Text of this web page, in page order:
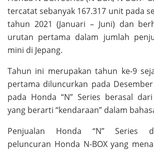
tercatat sebanyak 167.317 unit pada
tahun 2021 (Januari – Juni) dan
urutan pertama dalam jumlah
mini di Jepang.
Tahun ini merupakan tahun ke-9
pertama diluncurkan pada Desember
pada Honda “N” Series berasal
yang berarti “kendaraan” dalam
Penjualan Honda “N” Series
peluncuran Honda N-BOX yang